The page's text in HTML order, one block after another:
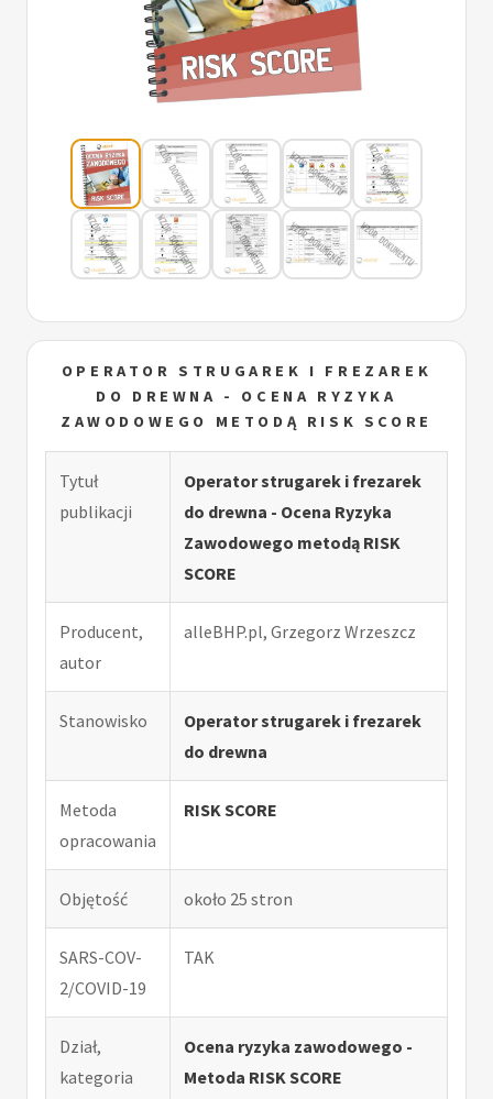
OPERATOR STRUGAREK I FREZAREK
DO DREWNA - OCENA RYZYKA
ZAWODOWEGO METODĄ RISK SCORE
Tytuł
publikacji
Operator strugarek i frezarek
do drewna - Ocena Ryzyka
Zawodowego metodą RISK
SCORE
Producent,
autor
alleBHP.pl, Grzegorz Wrzeszcz
Stanowisko
Operator strugarek i frezarek
do drewna
Metoda
opracowania
RISK SCORE
Objętość około 25 stron
SARS-COV-
2/COVID-19
TAK
Dział,
kategoria
Ocena ryzyka zawodowego -
Metoda RISK SCORE